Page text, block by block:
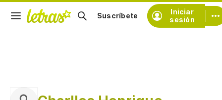
Iniciar
sesión
Suscríbete